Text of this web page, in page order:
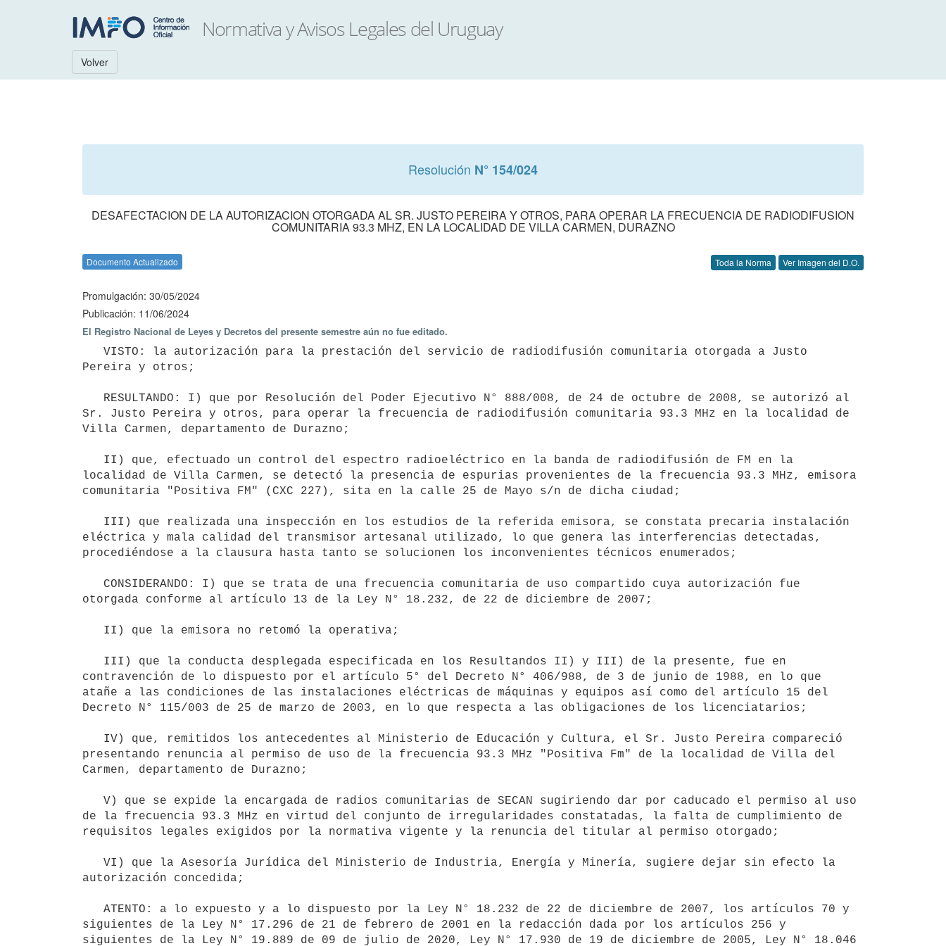
Volver
Resolución N° 154/024
DESAFECTACION DE LA AUTORIZACION OTORGADA AL SR. JUSTO PEREIRA Y OTROS, PARA OPERAR LA FRECUENCIA DE RADIODIFUSION
COMUNITARIA 93.3 MHZ, EN LA LOCALIDAD DE VILLA CARMEN, DURAZNO
Documento Actualizado Toda la Norma Ver Imagen del D.O.
Promulgación: 30/05/2024
Publicación: 11/06/2024
El Registro Nacional de Leyes y Decretos del presente semestre aún no fue editado.
Pereira y otros;
Sr. Justo Pereira y otros, para operar la frecuencia de radiodifusión comunitaria 93.3 MHz en la localidad de
Villa Carmen, departamento de Durazno;
localidad de Villa Carmen, se detectó la presencia de espurias provenientes de la frecuencia 93.3 MHz, emisora
comunitaria "Positiva FM" (CXC 227), sita en la calle 25 de Mayo s/n de dicha ciudad;
eléctrica y mala calidad del transmisor artesanal utilizado, lo que genera las interferencias detectadas,
procediéndose a la clausura hasta tanto se solucionen los inconvenientes técnicos enumerados;
otorgada conforme al artículo 13 de la Ley N° 18.232, de 22 de diciembre de 2007;
contravención de lo dispuesto por el artículo 5° del Decreto N° 406/988, de 3 de junio de 1988, en lo que
atañe a las condiciones de las instalaciones eléctricas de máquinas y equipos así como del artículo 15 del
Decreto N° 115/003 de 25 de marzo de 2003, en lo que respecta a las obligaciones de los licenciatarios;
presentando renuncia al permiso de uso de la frecuencia 93.3 MHz "Positiva Fm" de la localidad de Villa del
Carmen, departamento de Durazno;
de la frecuencia 93.3 MHz en virtud del conjunto de irregularidades constatadas, la falta de cumplimiento de
requisitos legales exigidos por la normativa vigente y la renuncia del titular al permiso otorgado;
autorización concedida;
siguientes de la Ley N° 17.296 de 21 de febrero de 2001 en la redacción dada por los artículos 256 y
siguientes de la Ley N° 19.889 de 09 de julio de 2020, Ley N° 17.930 de 19 de diciembre de 2005, Ley N° 18.046